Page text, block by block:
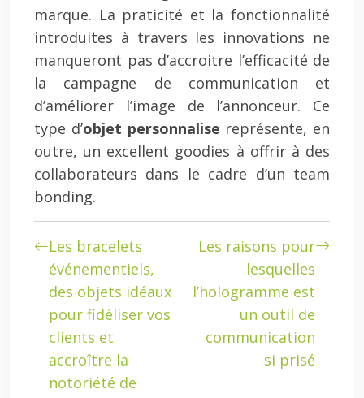
marque. La praticité et la fonctionnalité
introduites à travers les innovations ne
manqueront pas d’accroitre l’efficacité de
la campagne de communication et
d’améliorer l’image de l’annonceur. Ce
type d’objet personnalise représente, en
outre, un excellent goodies à offrir à des
collaborateurs dans le cadre d’un team
bonding.
Les bracelets
événementiels,
des objets idéaux
pour fidéliser vos
clients et
accroître la
notoriété de
Les raisons pour
lesquelles
l’hologramme est
un outil de
communication
si prisé